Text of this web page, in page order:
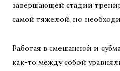
завершающей стадии
самой тяжелой, но
Работая в смешанной и
как-то между собой